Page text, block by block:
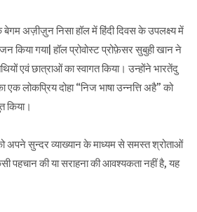
बेगम अज़ीज़ुन निसा हॉल में हिंदी दिवस के उपलक्ष्य में
किया गया| हॉल प्रोवोस्ट प्रोफ़ेसर सुबुही खान ने
एवं छात्राओं का स्वागत किया। उन्होंने भारतेंदु
एक लोकप्रिय दोहा “निज भाषा उन्नत्ति अहै” को
किया।
को अपने सुन्दर व्याख्यान के माध्यम से समस्त श्रोताओं
पहचान की या सराहना की आवश्यकता नहीं है, यह